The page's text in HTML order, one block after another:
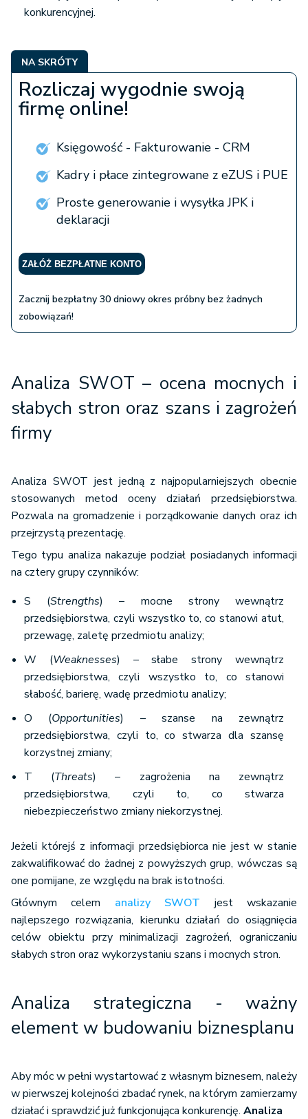
konkurencyjnej.
NA SKRÓTY
Rozliczaj wygodnie swoją
firmę online!
Księgowość - Fakturowanie - CRM
Kadry i płace zintegrowane z eZUS i PUE
Proste generowanie i wysyłka JPK i
deklaracji
ZAŁÓŻ BEZPŁATNE KONTO
Zacznij bezpłatny 30 dniowy okres próbny bez żadnych
zobowiązań!
Analiza SWOT – ocena mocnych i
słabych stron oraz szans i zagrożeń
firmy
Analiza SWOT jest jedną z najpopularniejszych obecnie
stosowanych metod oceny działań przedsiębiorstwa.
Pozwala na gromadzenie i porządkowanie danych oraz ich
przejrzystą prezentację.
Tego typu analiza nakazuje podział posiadanych informacji
na cztery grupy czynników:
S (Strengths) – mocne strony wewnątrz
przedsiębiorstwa, czyli wszystko to, co stanowi atut,
przewagę, zaletę przedmiotu analizy;
W (Weaknesses) – słabe strony wewnątrz
przedsiębiorstwa, czyli wszystko to, co stanowi
słabość, barierę, wadę przedmiotu analizy;
O (Opportunities) – szanse na zewnątrz
przedsiębiorstwa, czyli to, co stwarza dla szansę
korzystnej zmiany;
T (Threats) – zagrożenia na zewnątrz
przedsiębiorstwa, czyli to, co stwarza
niebezpieczeństwo zmiany niekorzystnej.
Jeżeli którejś z informacji przedsiębiorca nie jest w stanie
zakwalifikować do żadnej z powyższych grup, wówczas są
one pomijane, ze względu na brak istotności.
Głównym celem analizy SWOT jest wskazanie
najlepszego rozwiązania, kierunku działań do osiągnięcia
celów obiektu przy minimalizacji zagrożeń, ograniczaniu
słabych stron oraz wykorzystaniu szans i mocnych stron.
Analiza strategiczna - ważny
element w budowaniu biznesplanu
Aby móc w pełni wystartować z własnym biznesem, należy
w pierwszej kolejności zbadać rynek, na którym zamierzamy
działać i sprawdzić już funkcjonująca konkurencję. Analiza